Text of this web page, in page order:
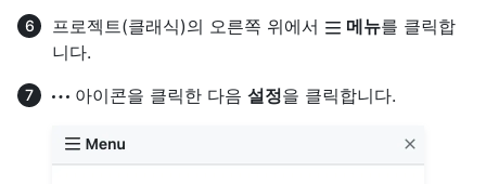
프로젝트(클래식)의 오른쪽 위에서
메뉴를 클릭합
니다.
아이콘을 클릭한 다음 설정을 클릭합니다.